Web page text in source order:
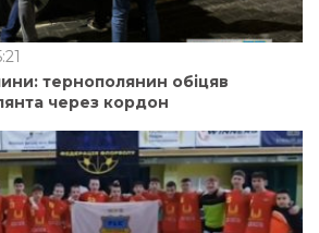
тернополянин обіцяв
через кордон